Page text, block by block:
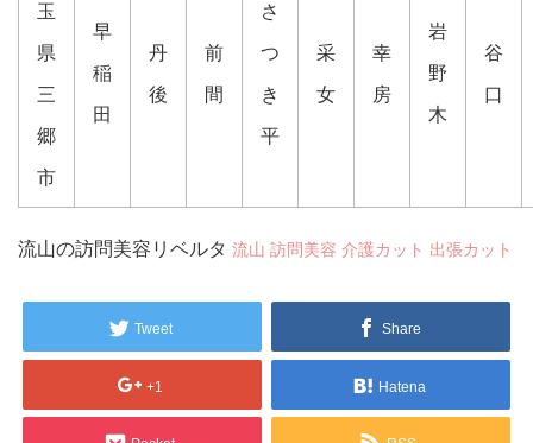
玉
県
三
郷
市
早
稲
田
丹
後
前
間
さ
つ
き
平
采
女
幸
房
岩
野
木
谷
口
流山の訪問美容リベルタ 流山 訪問美容 介護カット 出張カット
Tweet Share
+1 Hatena